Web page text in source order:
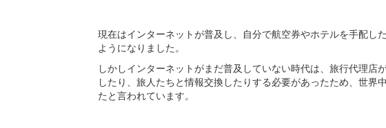
現在はインターネットが普及し、自分で航空券やホテルを手配し
ようになりました。
しかしインターネットがまだ普及していない時代は、旅行代理店
したり、旅人たちと情報交換したりする必要があったため、世界
たと言われています。